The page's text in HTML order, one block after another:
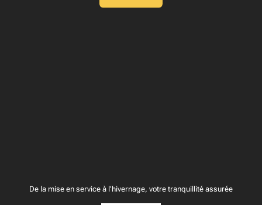
De la mise en service à l’hivernage, votre tranquillité assurée